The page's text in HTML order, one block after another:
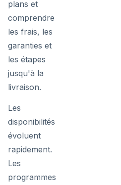
plans et
comprendre
les frais, les
garanties et
les étapes
jusqu'à la
livraison.
Les
disponibilités
évoluent
rapidement.
Les
programmes